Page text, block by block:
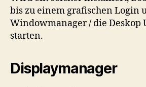
bis zu einem grafischen Login
Windowmanager / die Deskop
starten.
Displaymanager